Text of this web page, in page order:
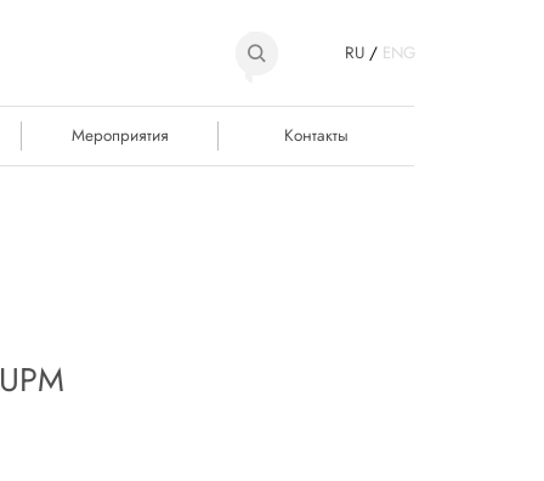
RU/ ENG
Мероприятия Контакты